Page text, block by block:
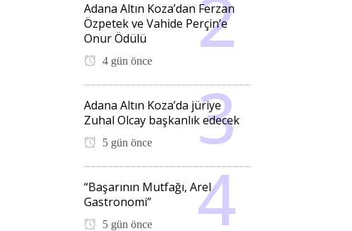
Adana Altın Koza’dan Ferzan
Özpetek ve Vahide Perçin’e
Onur Ödülü
4 gün önce
Adana Altın Koza’da jüriye
Zuhal Olcay başkanlık edecek
5 gün önce
“Başarının Mutfağı, Arel
Gastronomi”
5 gün önce